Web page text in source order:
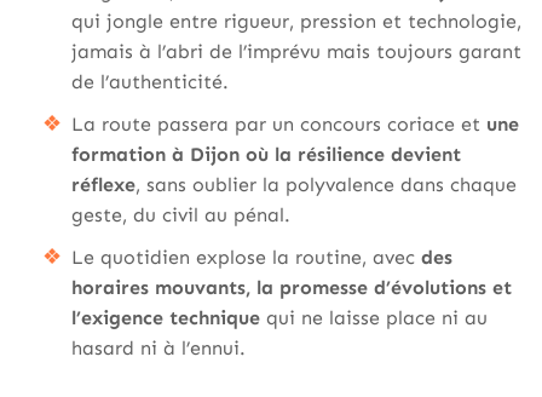
qui jongle entre rigueur, pression et technologie,
jamais à l’abri de l’imprévu mais toujours garant
de l’authenticité.
La route passera par un concours coriace et une
formation à Dijon où la résilience devient
réflexe, sans oublier la polyvalence dans chaque
geste, du civil au pénal.
Le quotidien explose la routine, avec des
horaires mouvants, la promesse d’évolutions et
l’exigence technique qui ne laisse place ni au
hasard ni à l’ennui.